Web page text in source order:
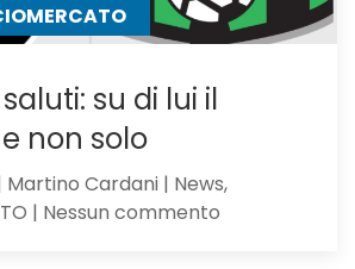
su di lui il
non solo
Martino Cardani | News,
| Nessun commento